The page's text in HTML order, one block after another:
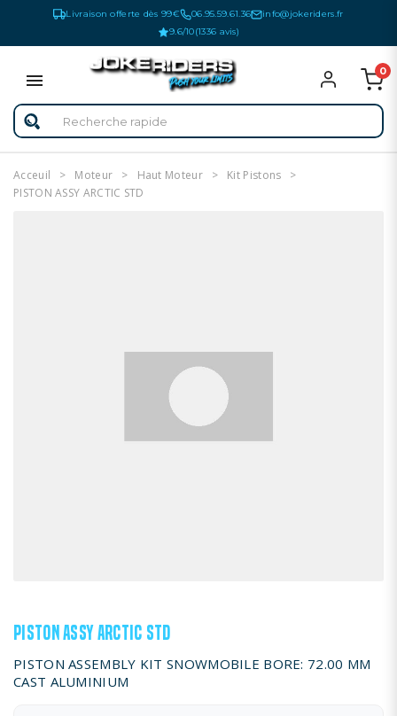
Livraison offerte dès 99€ 06.95.59.61.36
info@jokeriders.fr
9.6/10(1336 avis)
0
Acceuil Moteur Haut Moteur
Kit Pistons
PISTON ASSY ARCTIC STD
PISTON ASSY ARCTIC STD
PISTON ASSEMBLY KIT SNOWMOBILE BORE: 72.00 MM
CAST ALUMINIUM